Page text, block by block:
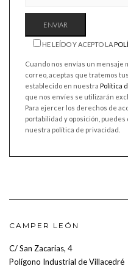
HE LEÍDO Y ACEPTO LA
Cuando nos envías un mensaje
correo, aceptas que tratemos
establecido en nuestra Política
que nos envíes se utilizarán
Para ejercer los derechos de
portabilidad y oposición,
nuestra política de privacidad.
CAMPER LEÓN
C/ San Zacarias, 4
Polígono Industrial de Villacedré